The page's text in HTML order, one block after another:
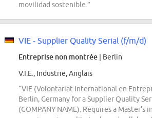
movilidad sostenible.”
VIE - Supplier Quality Serial (f/m/d)
Entreprise non montrée | Berlin
V.I.E., Industrie, Anglais
“VIE (Volontariat International en
Berlin, Germany for a Supplier Quality
(COMPANY NAME). Requires a Master's